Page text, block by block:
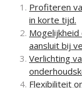
Profiteren
in korte tijd.
aansluit bij
Verlichting
Flexibiliteit